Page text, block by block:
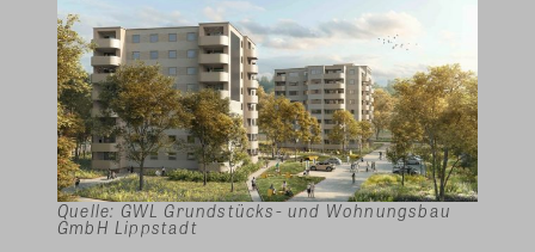
Quelle: GWL Grundstücks- und Wohnungsbau
GmbH Lippstadt